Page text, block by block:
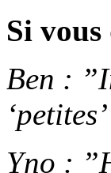
Si
Ben :
Yno :